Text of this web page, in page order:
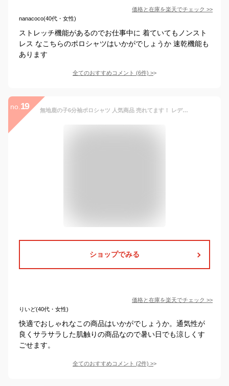
価格と在庫を楽天でチェック >>
nanacoco(40代・女性)
ストレッチ機能があるのでお仕事中に 着ていてもノンスト
レス なこちらのポロシャツはいかがでしょうか 速乾機能も
あります
全てのおすすめコメント (6件) >
no. 19 無地鹿の子6分袖ポロシャツ 人気商品 売れてます！ レディース M L LL 3L 4L 5L オフ ピンク パープル ネイビー グレー クロ sleeve VANSPORTS（バンスポーツ） 送料無料
ショップでみる
価格と在庫を楽天でチェック >>
りいど(40代・女性)
快適でおしゃれなこの商品はいかがでしょうか。通気性が
良くサラサラした肌触りの商品なので暑い日でも涼しくす
ごせます。
全てのおすすめコメント (2件) >